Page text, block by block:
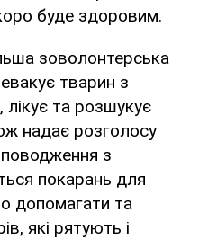
буде здоровим.
зоволонтерська
евакує тварин з
лікує та розшукує
надає розголосу
з
покарань для
допомагати та
які рятують і